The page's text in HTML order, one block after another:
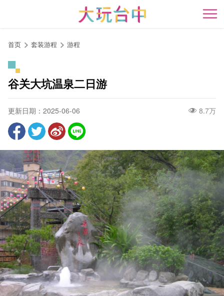
开
首页 套装游程 游程
谷关大坑温泉二日游
更新日期：2025-06-06 8.7万